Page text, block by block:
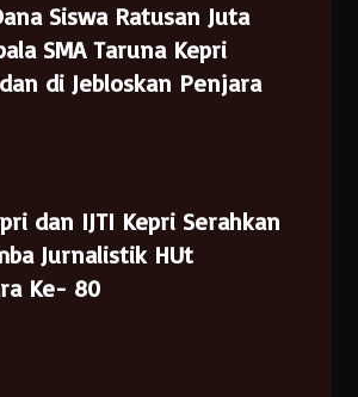
Siswa Ratusan Juta
SMA Taruna Kepri
di Jebloskan Penjara
dan IJTI Kepri Serahkan
Jurnalistik HUt
Ke- 80